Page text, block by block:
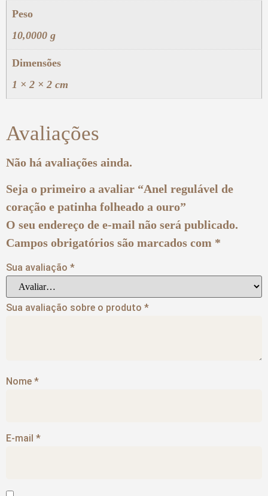
Peso
10,0000 g
Dimensões
1 × 2 × 2 cm
Avaliações
Não há avaliações ainda.
Seja o primeiro a avaliar “Anel regulável de
coração e patinha folheado a ouro”
O seu endereço de e-mail não será publicado.
Campos obrigatórios são marcados com *
Sua avaliação *
Sua avaliação sobre o produto *
Nome *
E-mail *